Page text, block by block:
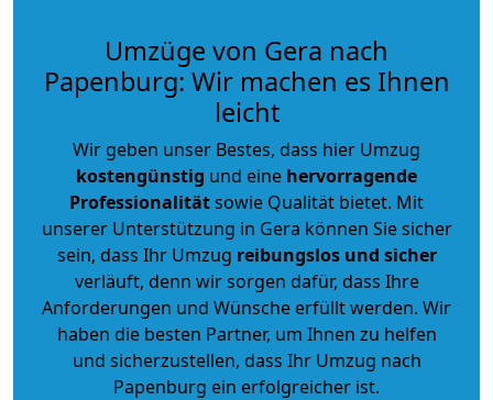
Umzüge von Gera nach
Papenburg: Wir machen es Ihnen
leicht
Wir geben unser Bestes, dass hier Umzug
kostengünstig und eine hervorragende
Professionalitätsowie Qualität bietet. Mit
unserer Unterstützung in Gera können Sie sicher
sein, dass Ihr Umzug reibungslos und sicher
verläuft, denn wir sorgen dafür, dass Ihre
Anforderungen und Wünsche erfüllt werden. Wir
haben die besten Partner, um Ihnen zu helfen
und sicherzustellen, dass Ihr Umzug nach
Papenburg ein erfolgreicher ist.